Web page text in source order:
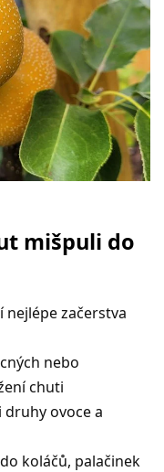
mišpuli do
nejlépe začerstva
nebo
chuti
druhy ovoce a
koláčů, palačinek